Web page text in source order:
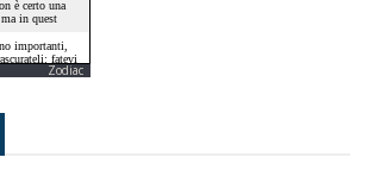
Zodiac